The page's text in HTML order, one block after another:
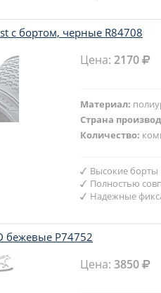
с бортом, черные R84708
Цена:2170
Материал:
Страна
Количество:
Высокие борты
Полностью
Надежные
бежевые P74752
Цена:3850